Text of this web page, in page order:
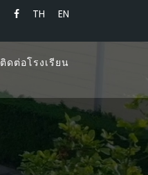
TH EN
ติดต่อโรงเรียน